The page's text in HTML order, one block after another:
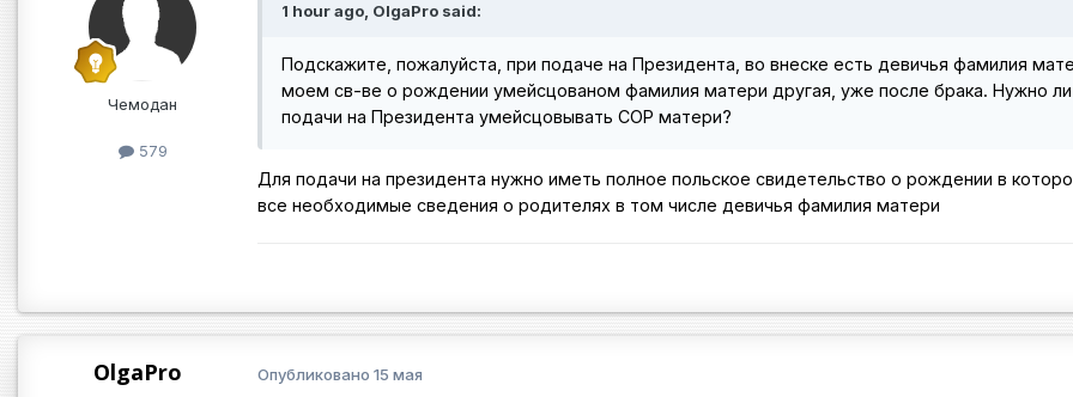
Чемодан
579
1 hour ago, OlgaPro said:
Подскажите, пожалуйста, при подаче на Президента, во внеске есть девичья фамилия
моем св-ве о рождении умейсцованом фамилия матери другая, уже после брака. Нужно
подачи на Президента умейсцовывать СОР матери?
Для подачи на президента нужно иметь полное польское свидетельство о рождении в
все необходимые сведения о родителях в том числе девичья фамилия матери
OlgaPro Опубликовано 15 мая